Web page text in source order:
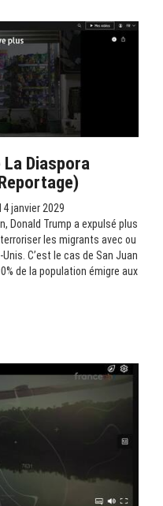
La Diaspora
janvier 2029
Donald Trump a expulsé plus
les migrants avec ou
C’est le cas de San Juan
de la population émigre aux